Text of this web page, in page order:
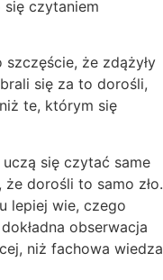
się czytaniem
że zdążyły
się za to dorośli,
te, którym się
się czytać same
dorośli to samo zło.
lepiej wie, czego
obserwacja
niż fachowa wiedza